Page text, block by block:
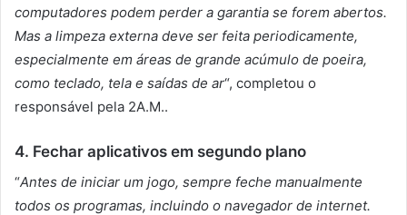
computadores podem perder a garantia se forem abertos.
Mas a limpeza externa deve ser feita periodicamente,
especialmente em áreas de grande acúmulo de poeira,
como teclado, tela e saídas de ar“, completou o
responsável pela 2A.M..
4. Fechar aplicativos em segundo plano
“Antes de iniciar um jogo, sempre feche manualmente
todos os programas, incluindo o navegador de internet.